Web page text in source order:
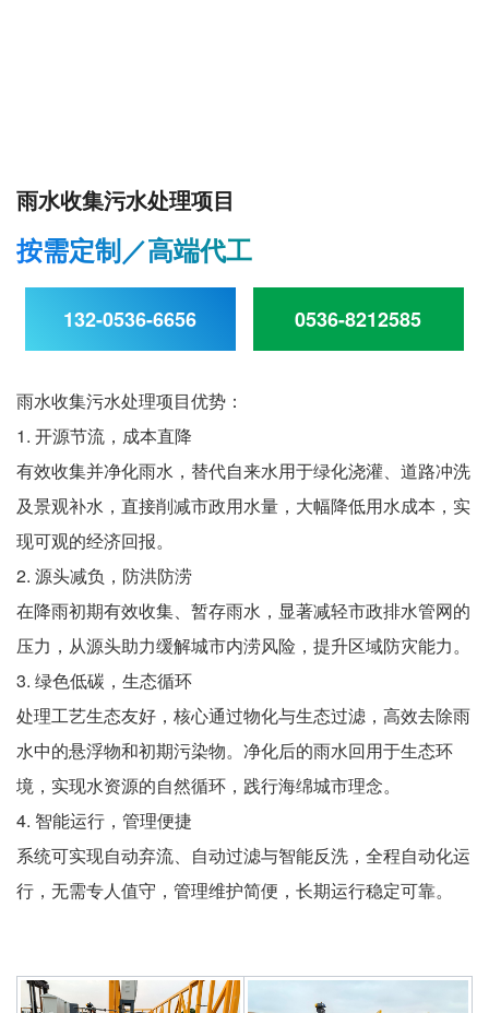
雨水收集污水处理项目
按需定制／高端代工
132-0536-6656 0536-8212585
雨水收集污水处理项目优势：
1. 开源节流，成本直降
有效收集并净化雨水，替代自来水用于绿化浇灌、道路冲洗
及景观补水，直接削减市政用水量，大幅降低用水成本，实
现可观的经济回报。
2. 源头减负，防洪防涝
在降雨初期有效收集、暂存雨水，显著减轻市政排水管网的
压力，从源头助力缓解城市内涝风险，提升区域防灾能力。
3. 绿色低碳，生态循环
处理工艺生态友好，核心通过物化与生态过滤，高效去除雨
水中的悬浮物和初期污染物。净化后的雨水回用于生态环
境，实现水资源的自然循环，践行海绵城市理念。
4. 智能运行，管理便捷
系统可实现自动弃流、自动过滤与智能反洗，全程自动化运
行，无需专人值守，管理维护简便，长期运行稳定可靠。